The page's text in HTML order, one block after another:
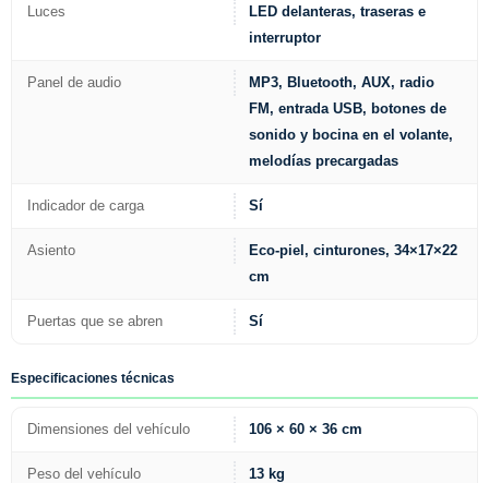
Luces
LED delanteras, traseras e
interruptor
Panel de audio
MP3, Bluetooth, AUX, radio
FM, entrada USB, botones de
sonido y bocina en el volante,
melodías precargadas
Indicador de carga Sí
Asiento
Eco-piel, cinturones, 34×17×22
cm
Puertas que se abren Sí
Especificaciones técnicas
Dimensiones del vehículo 106 × 60 × 36 cm
Peso del vehículo 13 kg